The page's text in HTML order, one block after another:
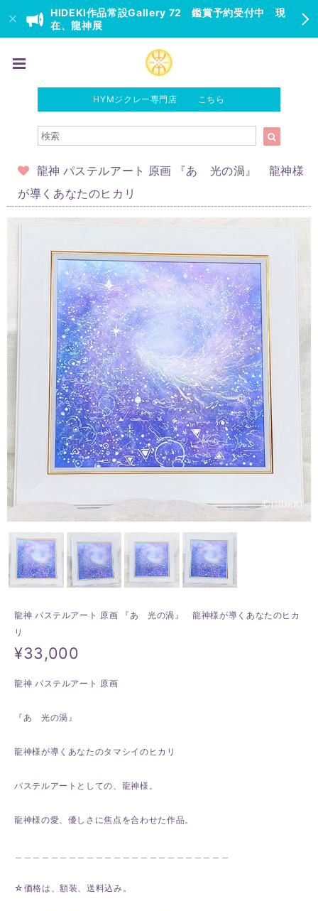
HIDEKI作品常設Gallery 72 鑑賞予約受付中 現
在、龍神展
HYMジクレー専門店 こちら
龍神 パステルアート 原画 『あ 光の渦』 龍神様
が導くあなたのヒカリ
龍神 パステルアート 原画 『あ 光の渦』 龍神様が導くあなたのヒカ
リ
¥33,000
龍神 パステルアート 原画
『あ 光の渦』
龍神様が導くあなたのタマシイのヒカリ
パステルアートとしての、龍神様。
龍神様の愛、優しさに焦点を合わせた作品。
☆価格は、額装、送料込み。